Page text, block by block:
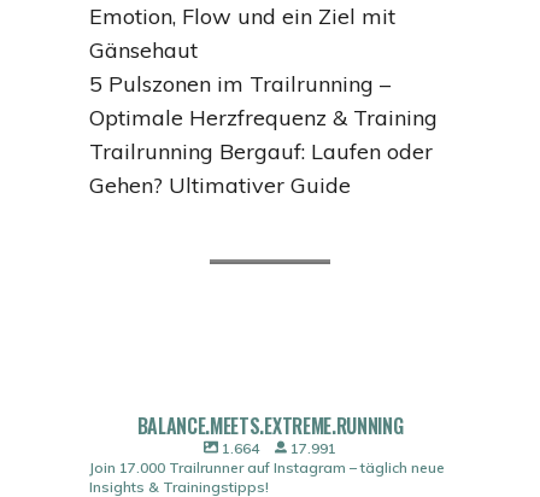
Emotion, Flow und ein Ziel mit
Gänsehaut
5 Pulszonen im Trailrunning –
Optimale Herzfrequenz & Training
Trailrunning Bergauf: Laufen oder
Gehen? Ultimativer Guide
BALANCE.MEETS.EXTREME.RUNNING
1.664
17.991
Join 17.000 Trailrunner auf Instagram – täglich neue
Insights & Trainingstipps!